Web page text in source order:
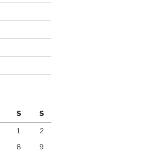
S S
1
2
8
9